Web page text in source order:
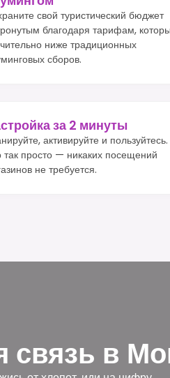
свой туристический бюджет
благодаря тарифам,
ниже традиционных
сборов.
за 2 минуты
активируйте и пользуйтесь.
так просто — никаких посещений
не требуется.
связь в